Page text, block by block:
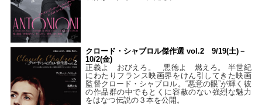
クロード・シャブロル傑作選 vol.2 9/19(土)－
10/2(金)
正義よ おびえろ。 悪徳よ 燃えろ。 半世紀
にわたりフランス映画界をけん引してきた映画
監督クロード・シャブロル。“悪意の眼”が輝く彼
の作品群の中でもとくに容赦のない強烈な魅力
をはなつ伝説の３本を公開。